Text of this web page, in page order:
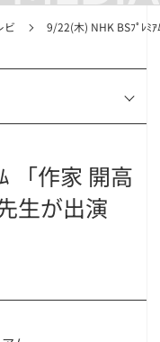
ビ 9/22(木) NHK BSﾌﾟﾚﾐ
「作家 開高
生が出演